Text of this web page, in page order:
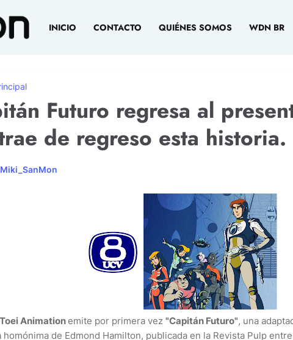
INICIO CONTACTO QUIÉNES SOMOS WDN BR
Futuro regresa al
de regreso esta historia.
Miki_SanMon
Toei Animationemite por primera vez "Capitán Futuro", una
homónima de Edmond Hamilton, publicada en la Revista Pulp entre